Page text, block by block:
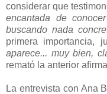
considerar que
encantada de
buscando nada
primera importancia,
aparece... muy bien,
remató la anterior
La entrevista con Ana